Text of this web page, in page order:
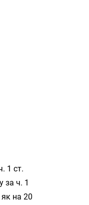
1 ст.
за ч. 1
на 20